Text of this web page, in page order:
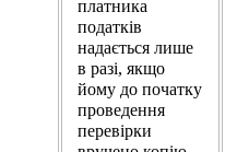
платника
податків
надається лише
в разі, якщо
йому до початку
проведення
перевірки